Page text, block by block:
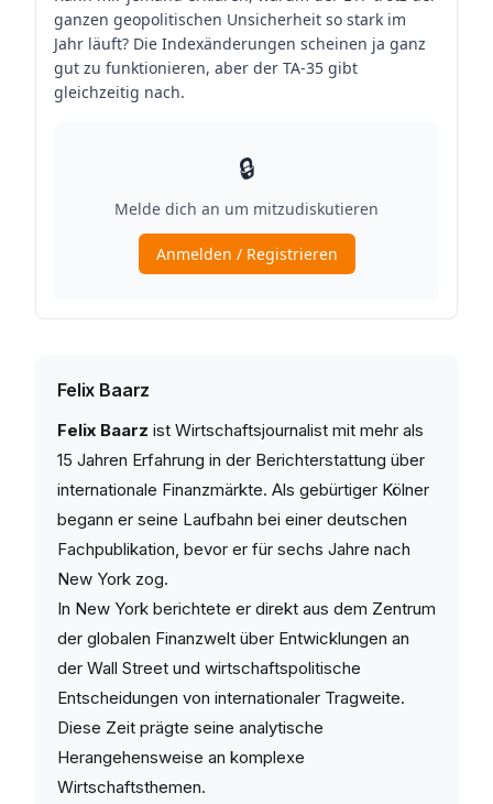
Felix Baarz
Felix Baarz ist Wirtschaftsjournalist mit mehr als
15 Jahren Erfahrung in der Berichterstattung über
internationale Finanzmärkte. Als gebürtiger Kölner
begann er seine Laufbahn bei einer deutschen
Fachpublikation, bevor er für sechs Jahre nach
New York zog.
In New York berichtete er direkt aus dem Zentrum
der globalen Finanzwelt über Entwicklungen an
der Wall Street und wirtschaftspolitische
Entscheidungen von internationaler Tragweite.
Diese Zeit prägte seine analytische
Herangehensweise an komplexe
Wirtschaftsthemen.